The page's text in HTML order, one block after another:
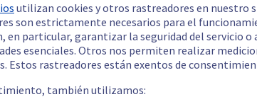
utilizan cookies y otros rastreadores en nuestro
son estrictamente necesarios para el
en particular, garantizar la seguridad del servicio o
esenciales. Otros nos permiten realizar
Estos rastreadores están exentos de
también utilizamos: